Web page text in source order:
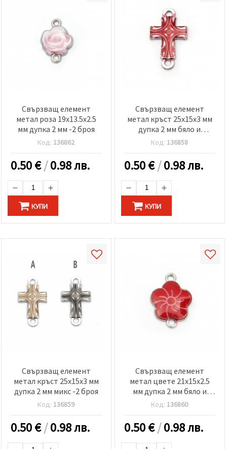
Свързващ елемент
метал роза 19x13.5x2.5
мм дупка 2 мм -2 броя
Код: 136862
0.50€/0.98 лв.
КУПИ
Свързващ елемент
метал кръст 25x15x3 мм
дупка 2 мм бяло и
червено -2 броя
Код: 136858
0.50€/0.98 лв.
КУПИ
Свързващ елемент
метал кръст 25x15x3 мм
дупка 2 мм микс -2 броя
Код: 136859
0.50€/0.98 лв.
Свързващ елемент
метал цвете 21x15x2.5
мм дупка 2 мм бяло и
червено -2 броя
Код: 136860
0.50€/0.98 лв.